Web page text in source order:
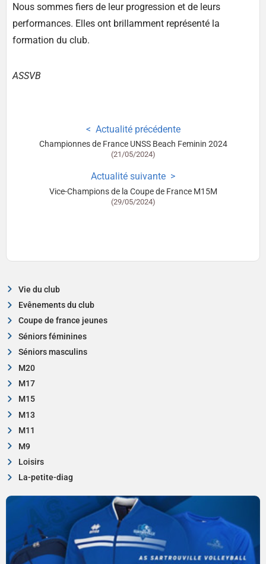
Nous sommes fiers de leur progression et de leurs
performances. Elles ont brillamment représenté la
formation du club.
ASSVB
Actualité précédente
Championnes de France UNSS Beach Feminin 2024
(21/05/2024)
Actualité suivante
Vice-Champions de la Coupe de France M15M
(29/05/2024)
Vie du club
Evênements du club
Coupe de france jeunes
Séniors féminines
Séniors masculins
M20
M17
M15
M13
M11
M9
Loisirs
La-petite-diag